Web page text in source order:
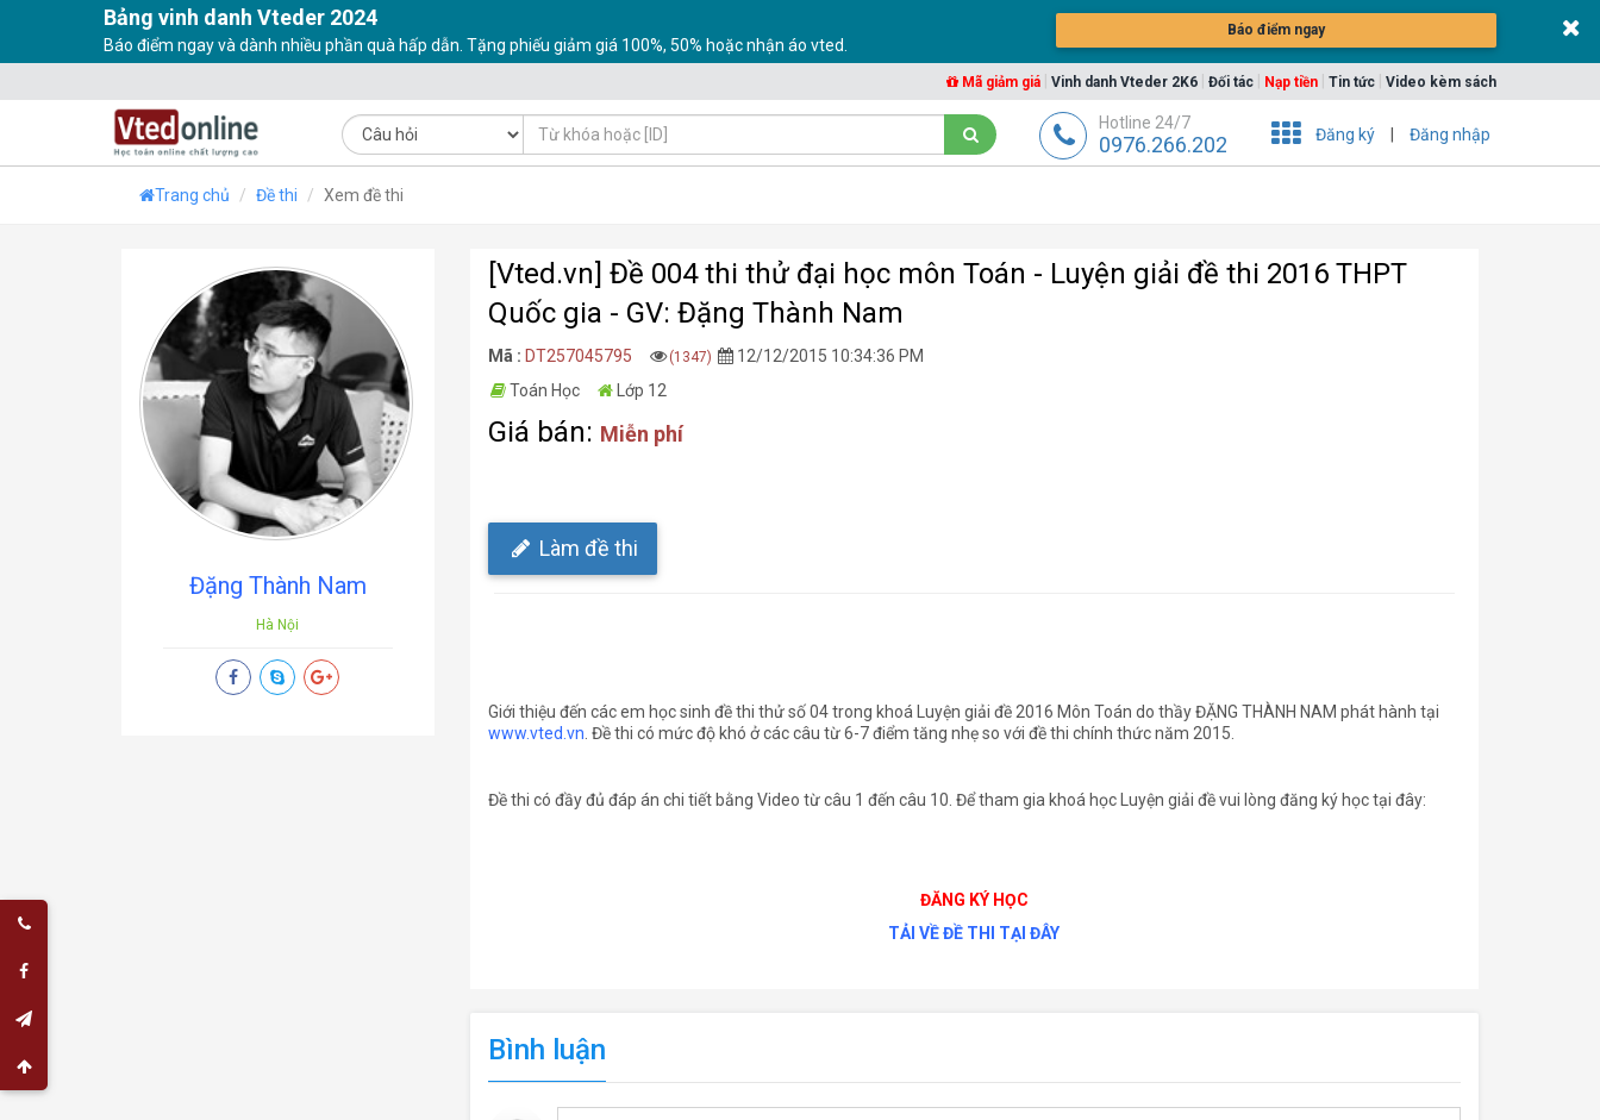
Bảng vinh danh Vteder 2024
Báo điểm ngay và dành nhiều phần quà hấp dẫn. Tặng phiếu giảm giá 100%, 50% hoặc nhận áo vted.
Báo điểm ngay
Mã giảm giá Vinh danh Vteder 2K6 Đối tác Nạp tiền Tin tức Video kèm sách
Đăng ký Đăng nhập
Hotline 24/7
0976.266.202
Trang chủ Đề thi Xem đề thi
Đặng Thành Nam
Hà Nội
[Vted.vn] Đề 004 thi thử đại học môn Toán - Luyện giải đề thi 2016 THPT
Quốc gia - GV: Đặng Thành Nam
Mã : DT257045795 (1347)
12/12/2015 10:34:36 PM
Toán Học
Lớp 12
Giá bán: Miễn phí
Làm đề thi
Giới thiệu đến các em học sinh đề thi thử số 04 trong khoá Luyện giải đề 2016 Môn Toán do thầy ĐẶNG THÀNH NAM phát hành tại
www.vted.vn . Đề thi có mức độ khó ở các câu từ 6-7 điểm tăng nhẹ so với đề thi chính thức năm 2015.
Đề thi có đầy đủ đáp án chi tiết bằng Video từ câu 1 đến câu 10. Để tham gia khoá học Luyện giải đề vui lòng đăng ký học tại đây:
ĐĂNG KÝ HỌC
TẢI VỀ ĐỀ THI TẠI ĐÂY
Bình luận